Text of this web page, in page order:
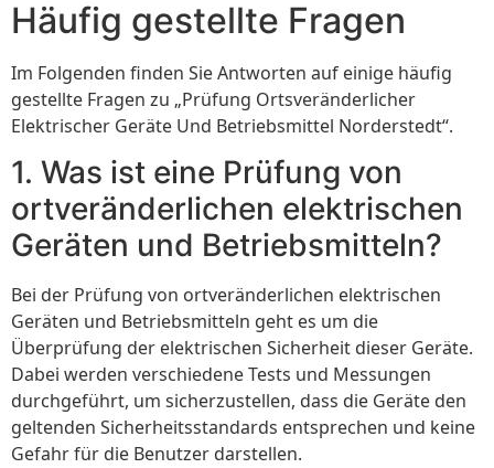
Häufig gestellte Fragen
Im Folgenden finden Sie Antworten auf einige häufig
gestellte Fragen zu „Prüfung Ortsveränderlicher
Elektrischer Geräte Und Betriebsmittel Norderstedt“.
1. Was ist eine Prüfung von
ortveränderlichen elektrischen
Geräten und Betriebsmitteln?
Bei der Prüfung von ortveränderlichen elektrischen
Geräten und Betriebsmitteln geht es um die
Überprüfung der elektrischen Sicherheit dieser Geräte.
Dabei werden verschiedene Tests und Messungen
durchgeführt, um sicherzustellen, dass die Geräte den
geltenden Sicherheitsstandards entsprechen und keine
Gefahr für die Benutzer darstellen.